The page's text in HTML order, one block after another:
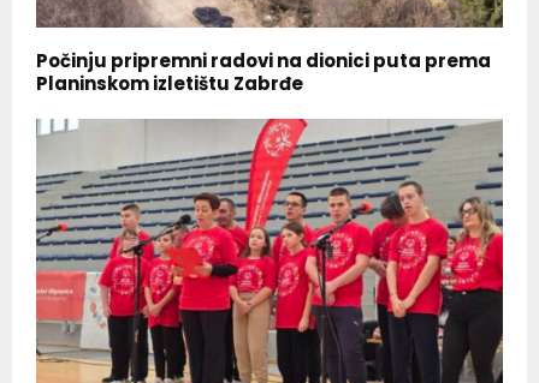
Počinju pripremni radovi na dionici puta prema
Planinskom izletištu Zabrđe